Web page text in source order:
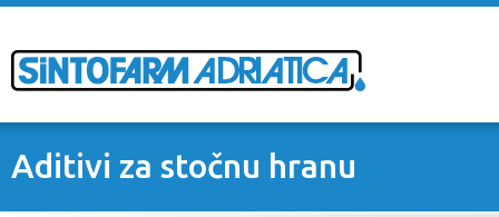
Aditivi za stočnu hranu